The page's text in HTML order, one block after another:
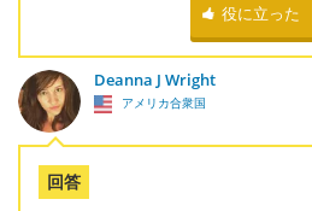
役に立った
Deanna J Wright
アメリカ合衆国
回答